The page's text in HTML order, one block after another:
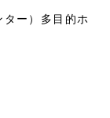
ー）多目的ホ